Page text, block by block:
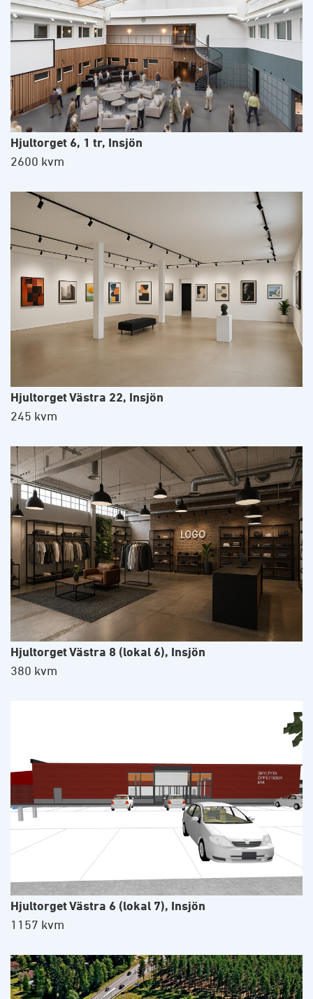
Hjultorget 6, 1 tr, Insjön
2600 kvm
Hjultorget Västra 22, Insjön
245 kvm
Hjultorget Västra 8 (lokal 6), Insjön
380 kvm
Hjultorget Västra 6 (lokal 7), Insjön
1157 kvm